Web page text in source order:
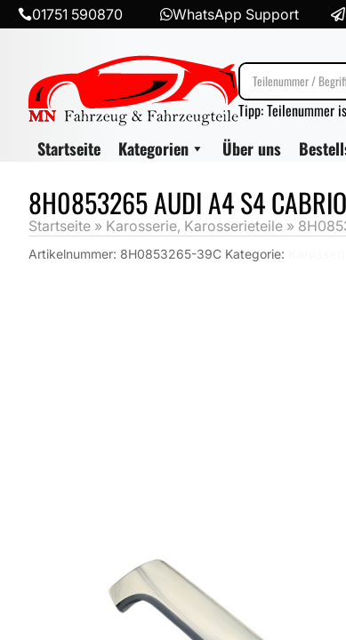
01751 590870 WhatsApp Support 
Tipp: Teilenummer
Startseite Kategorien Über uns
8H0853265 AUDI A4 S4
Startseite » Karosserie, Karosserieteile »
Artikelnummer: 8H0853265-39C Kategorie: